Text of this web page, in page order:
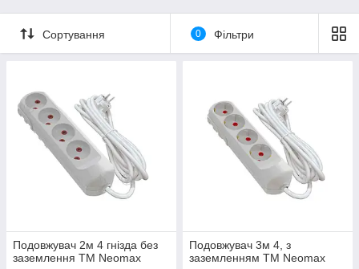
Сортування 0 Фільтри
Подовжувач 2м 4 гнізда без
заземлення ТМ Neomax
Подовжувач 3м 4, з
заземленням ТМ Neomax